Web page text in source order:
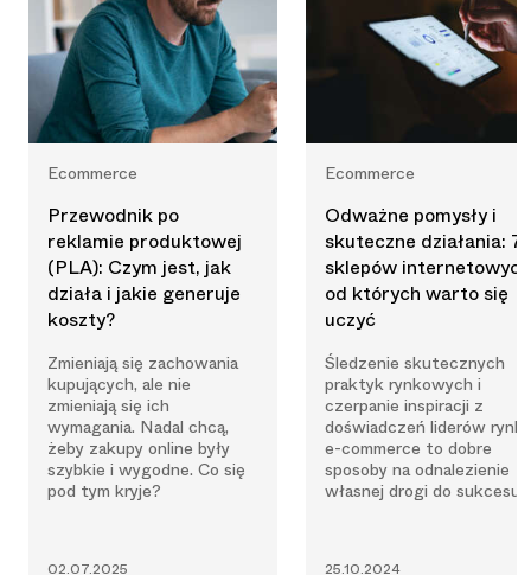
Ecommerce
Przewodnik po
reklamie produktowej
(PLA): Czym jest, jak
działa i jakie generuje
koszty?
Zmieniają się zachowania
kupujących, ale nie
zmieniają się ich
wymagania. Nadal chcą,
żeby zakupy online były
szybkie i wygodne. Co się
pod tym kryje?
02.07.2025
Ecommerce
Odważne pomysły i
skuteczne działania: 7
sklepów
od których warto się
uczyć
Śledzenie skutecznych
praktyk rynkowych i
czerpanie inspiracji z
doświadczeń liderów
e-commerce to dobre
sposoby na odnalezienie
własnej drogi do sukcesu.
25.10.2024